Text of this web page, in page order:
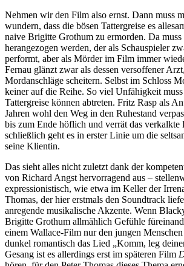
Nehmen wir den Film also ernst. Dann muss
wundern, dass die bösen Tattergreise es
naive Brigitte Grothum zu ermorden. Da
herangezogen werden, der als Schauspieler
performt, aber als Mörder im Film immer
Fernau glänzt zwar als dessen versoffener
Mordanschläge scheitern. Selbst im Schloss
keiner auf die Reihe. So viel Unfähigkeit
Tattergreise können abtreten. Fritz Rasp als
Jahren wohl den Weg in den Ruhestand
bis zum Ende höflich und verrät das
schließlich geht es in erster Linie um die
seine Klientin.
Das sieht alles nicht zuletzt dank der
von Richard Angst hervorragend aus –
expressionistisch, wie etwa im Keller der
Thomas, der hier erstmals den Soundtrack
anregende musikalische Akzente. Wenn
Brigitte Grothum allmählich Gefühle
einem Wallace-Film nur den jungen
dunkel romantisch das Lied „Komm, leg
Gesang ist es allerdings erst im späteren Film